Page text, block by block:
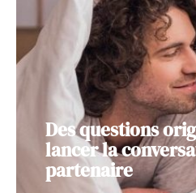
Des questions
lancer la
partenaire